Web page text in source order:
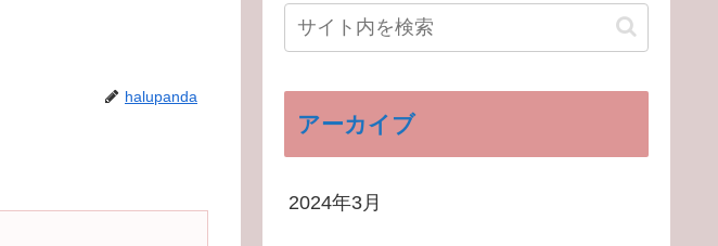
halupanda
アーカイブ
2024年3月